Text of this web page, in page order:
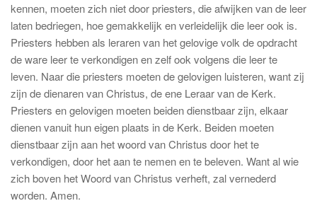
kennen, moeten zich niet door priesters, die afwijken van de leer
laten bedriegen, hoe gemakkelijk en verleidelijk die leer ook is.
Priesters hebben als leraren van het gelovige volk de opdracht
de ware leer te verkondigen en zelf ook volgens die leer te
leven. Naar die priesters moeten de gelovigen luisteren, want zij
zijn de dienaren van Christus, de ene Leraar van de Kerk.
Priesters en gelovigen moeten beiden dienstbaar zijn, elkaar
dienen vanuit hun eigen plaats in de Kerk. Beiden moeten
dienstbaar zijn aan het woord van Christus door het te
verkondigen, door het aan te nemen en te beleven. Want al wie
zich boven het Woord van Christus verheft, zal vernederd
worden. Amen.